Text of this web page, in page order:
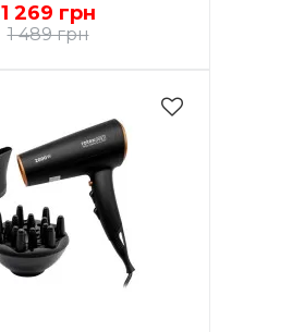
1 269 грн
1 489 грн